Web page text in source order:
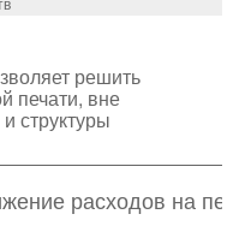
решить
печати, вне
структуры
расходов на